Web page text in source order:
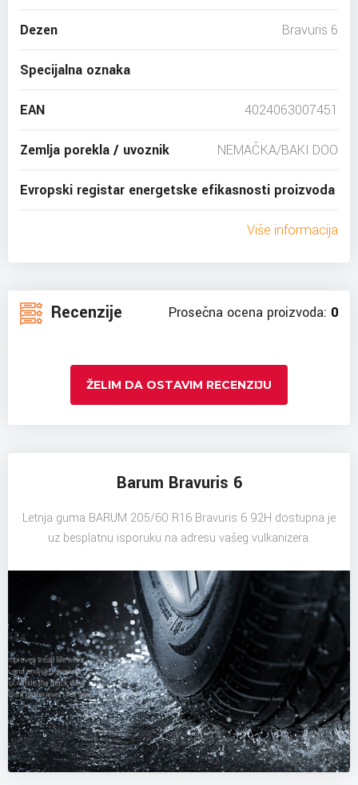
Dezen Bravuris 6
Specijalna oznaka
EAN 4024063007451
Zemlja porekla / uvoznik NEMAČKA/BAKI DOO
Evropski registar energetske efikasnosti proizvoda
Više informacija
Recenzije Prosečna ocena proizvoda: 0
ŽELIM DA OSTAVIM RECENZIJU
Barum Bravuris 6
Letnja guma BARUM 205/60 R16 Bravuris 6 92H dostupna je
uz besplatnu isporuku na adresu vašeg vulkanizera.